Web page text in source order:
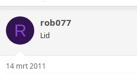
R rob077
Lid
14 mrt 2011